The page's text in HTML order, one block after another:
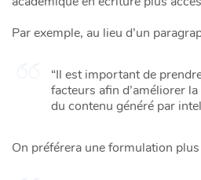
Par exemple, au lieu d’un
“Il est important de
facteurs afin d’améliorer
du contenu généré par
On préférera une formulation